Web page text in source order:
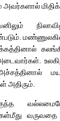
அவர்களால்
அடைவார்கள்.
அதிரும்.